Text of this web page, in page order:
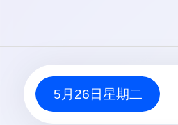
5月26日星期二